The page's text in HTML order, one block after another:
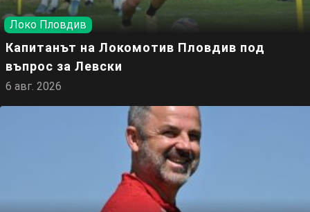
Локо Пловдив
Капитанът на Локомотив Пловдив под
въпрос за Левски
6 авг. 2026